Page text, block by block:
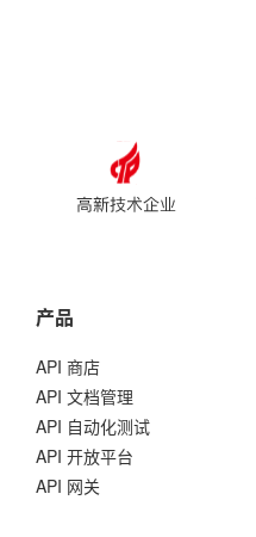
产品
API 商店
API 文档管理
API 自动化测试
API 开放平台
API 网关